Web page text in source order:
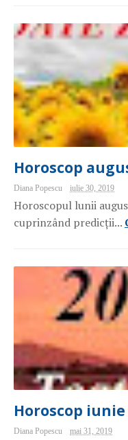
Horoscop
Diana Popescu iulie 30, 2019
Horoscopul lunii
cuprinzând predicții...
Horoscop
Diana Popescu mai 31, 2019